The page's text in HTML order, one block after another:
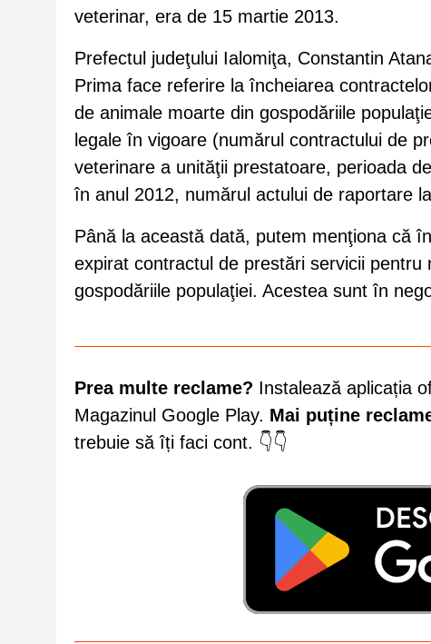
veterinar, era de 15 martie 2013.
Prefectul judeţului Ialomiţa, Constantin
Prima face referire la încheiarea
de animale moarte din gospodăriile
legale în vigoare (numărul contractului de
veterinare a unităţii prestatoare, perioada
în anul 2012, numărul actului de raportare
Până la această dată, putem menţiona că
expirat contractul de prestări servicii
gospodăriile populaţiei. Acestea sunt în
Prea multe reclame? Instalează aplicația
Magazinul Google Play. Mai puține
trebuie să îți faci cont. 👇👇